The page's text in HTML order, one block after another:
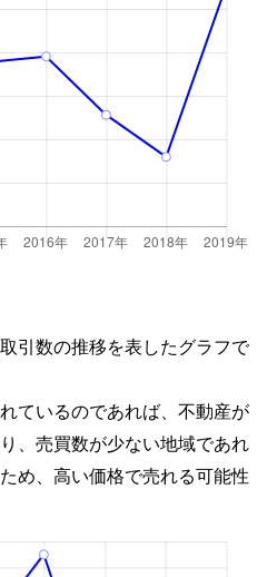
引数の推移を表したグラフで
ているのであれば、不動産が
、売買数が少ない地域であれ
め、高い価格で売れる可能性